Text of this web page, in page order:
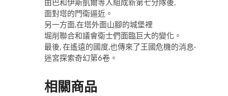
由巴和伊斯凱爾等人組成新第七分隊後,
面對塔的門衛逼近。
另一方面,在塔外面山腳的城堡裡
堀削聯合和議會衛士們面臨巨大的變化。
最後, 在遙遠的國度,也傳來了王國危機的消息·
迷宮探索奇幻第6卷。
相關商品